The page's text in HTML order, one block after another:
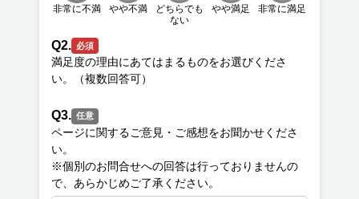
非常に不満 やや不満
どちらでも
ない
やや満足 非常に満足
Q2. 必須
満足度の理由にあてはまるものをお選びくださ
Q3. 任意
ページに関するご意見・ご感想をお聞かせくださ
い。
※個別のお問合せへの回答は行っておりませんの